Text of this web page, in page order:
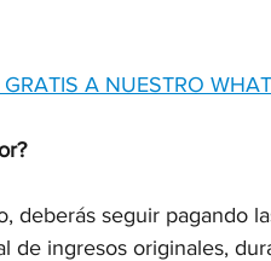
A NUESTRO
deberás seguir pagando
de ingresos originales,